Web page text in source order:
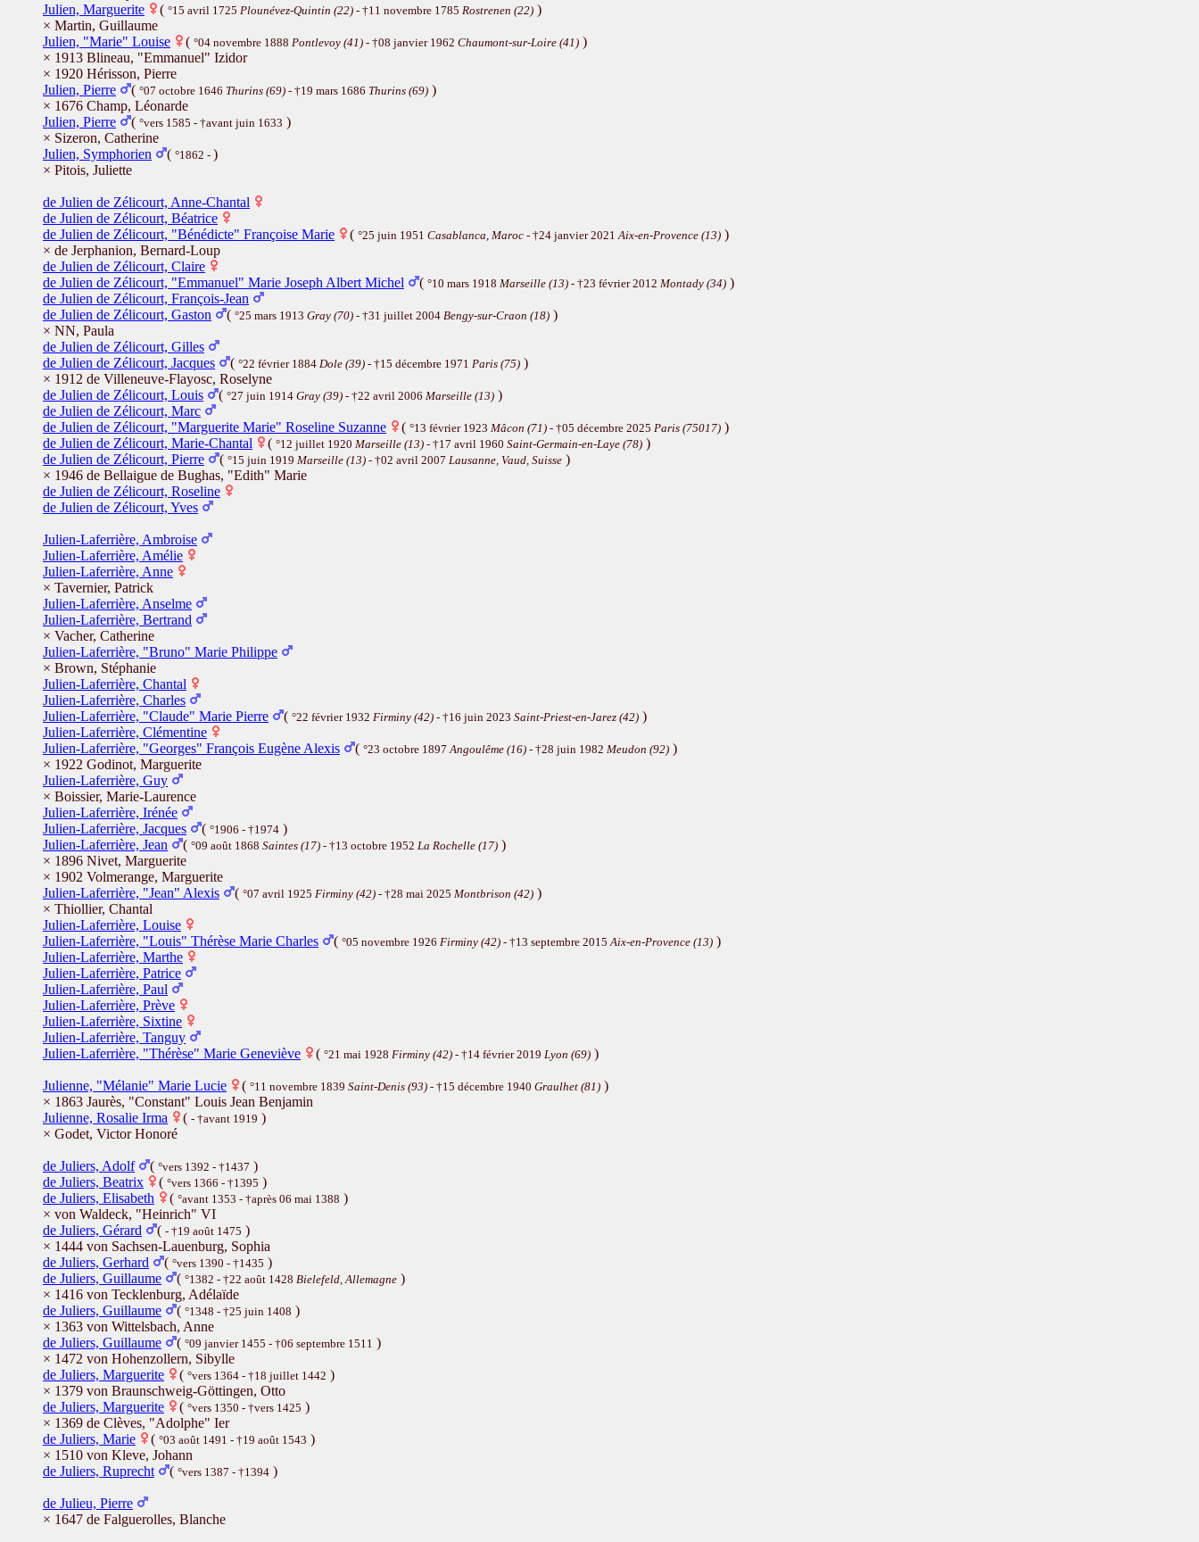
Julien, Marguerite
( °15 avril 1725 Plounévez-Quintin (22) - †11 novembre 1785 Rostrenen (22) )
× Martin, Guillaume
Julien, "Marie" Louise
( °04 novembre 1888 Pontlevoy (41) - †08 janvier 1962 Chaumont-sur-Loire (41) )
× 1913 Blineau, "Emmanuel" Izidor
× 1920 Hérisson, Pierre
Julien, Pierre
( °07 octobre 1646 Thurins (69) - †19 mars 1686 Thurins (69) )
× 1676 Champ, Léonarde
Julien, Pierre
( °vers 1585 - †avant juin 1633 )
× Sizeron, Catherine
Julien, Symphorien
( °1862 - )
× Pitois, Juliette
de Julien de Zélicourt, Anne-Chantal
de Julien de Zélicourt, Béatrice
de Julien de Zélicourt, "Bénédicte" Françoise Marie
( °25 juin 1951 Casablanca, Maroc - †24 janvier 2021 Aix-en-Provence (13) )
× de Jerphanion, Bernard-Loup
de Julien de Zélicourt, Claire
de Julien de Zélicourt, "Emmanuel" Marie Joseph Albert Michel
( °10 mars 1918 Marseille (13) - †23 février 2012 Montady (34) )
de Julien de Zélicourt, François-Jean
de Julien de Zélicourt, Gaston
( °25 mars 1913 Gray (70) - †31 juillet 2004 Bengy-sur-Craon (18) )
× NN, Paula
de Julien de Zélicourt, Gilles
de Julien de Zélicourt, Jacques
( °22 février 1884 Dole (39) - †15 décembre 1971 Paris (75) )
× 1912 de Villeneuve-Flayosc, Roselyne
de Julien de Zélicourt, Louis
( °27 juin 1914 Gray (39) - †22 avril 2006 Marseille (13) )
de Julien de Zélicourt, Marc
de Julien de Zélicourt, "Marguerite Marie" Roseline Suzanne
( °13 février 1923 Mâcon (71) - †05 décembre 2025 Paris (75017) )
de Julien de Zélicourt, Marie-Chantal
( °12 juillet 1920 Marseille (13) - †17 avril 1960 Saint-Germain-en-Laye (78) )
de Julien de Zélicourt, Pierre
( °15 juin 1919 Marseille (13) - †02 avril 2007 Lausanne, Vaud, Suisse )
× 1946 de Bellaigue de Bughas, "Edith" Marie
de Julien de Zélicourt, Roseline
de Julien de Zélicourt, Yves
Julien-Laferrière, Ambroise
Julien-Laferrière, Amélie
Julien-Laferrière, Anne
× Tavernier, Patrick
Julien-Laferrière, Anselme
Julien-Laferrière, Bertrand
× Vacher, Catherine
Julien-Laferrière, "Bruno" Marie Philippe
× Brown, Stéphanie
Julien-Laferrière, Chantal
Julien-Laferrière, Charles
Julien-Laferrière, "Claude" Marie Pierre
( °22 février 1932 Firminy (42) - †16 juin 2023 Saint-Priest-en-Jarez (42) )
Julien-Laferrière, Clémentine
Julien-Laferrière, "Georges" François Eugène Alexis
( °23 octobre 1897 Angoulême (16) - †28 juin 1982 Meudon (92) )
× 1922 Godinot, Marguerite
Julien-Laferrière, Guy
× Boissier, Marie-Laurence
Julien-Laferrière, Irénée
Julien-Laferrière, Jacques
( °1906 - †1974 )
Julien-Laferrière, Jean
( °09 août 1868 Saintes (17) - †13 octobre 1952 La Rochelle (17) )
× 1896 Nivet, Marguerite
× 1902 Volmerange, Marguerite
Julien-Laferrière, "Jean" Alexis
( °07 avril 1925 Firminy (42) - †28 mai 2025 Montbrison (42) )
× Thiollier, Chantal
Julien-Laferrière, Louise
Julien-Laferrière, "Louis" Thérèse Marie Charles
( °05 novembre 1926 Firminy (42) - †13 septembre 2015 Aix-en-Provence (13) )
Julien-Laferrière, Marthe
Julien-Laferrière, Patrice
Julien-Laferrière, Paul
Julien-Laferrière, Prève
Julien-Laferrière, Sixtine
Julien-Laferrière, Tanguy
Julien-Laferrière, "Thérèse" Marie Geneviève
( °21 mai 1928 Firminy (42) - †14 février 2019 Lyon (69) )
Julienne, "Mélanie" Marie Lucie ( °11 novembre 1839 Saint-Denis (93) - †15 décembre 1940 Graulhet (81) )
× 1863 Jaurès, "Constant" Louis Jean Benjamin
Julienne, Rosalie Irma
( - †avant 1919 )
× Godet, Victor Honoré
de Juliers, Adolf ( °vers 1392 - †1437 )
de Juliers, Beatrix
( °vers 1366 - †1395 )
de Juliers, Elisabeth
( °avant 1353 - †après 06 mai 1388 )
× von Waldeck, "Heinrich" VI
de Juliers, Gérard
( - †19 août 1475 )
× 1444 von Sachsen-Lauenburg, Sophia
de Juliers, Gerhard
( °vers 1390 - †1435 )
de Juliers, Guillaume
( °1382 - †22 août 1428 Bielefeld, Allemagne )
× 1416 von Tecklenburg, Adélaïde
de Juliers, Guillaume
( °1348 - †25 juin 1408 )
× 1363 von Wittelsbach, Anne
de Juliers, Guillaume
( °09 janvier 1455 - †06 septembre 1511 )
× 1472 von Hohenzollern, Sibylle
de Juliers, Marguerite
( °vers 1364 - †18 juillet 1442 )
× 1379 von Braunschweig-Göttingen, Otto
de Juliers, Marguerite
( °vers 1350 - †vers 1425 )
× 1369 de Clèves, "Adolphe" Ier
de Juliers, Marie
( °03 août 1491 - †19 août 1543 )
× 1510 von Kleve, Johann
de Juliers, Ruprecht
( °vers 1387 - †1394 )
de Julieu, Pierre
× 1647 de Falguerolles, Blanche